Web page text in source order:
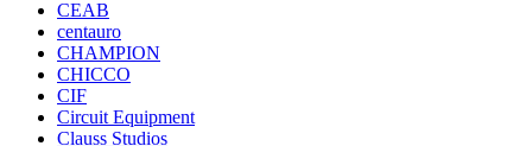
CEAB
centauro
CHAMPION
CHICCO
CIF
Circuit Equipment
Clauss Studios